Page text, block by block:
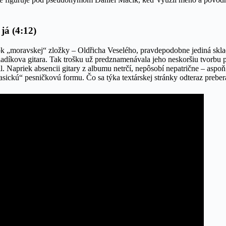
(4:12)
„moravskej“ zložky – Oldřicha Veselého, pravdepodobne jediná
gitara. Tak trošku už predznamenávala jeho neskoršiu tvorbu
Napriek absencii gitary z albumu netrčí, nepôsobí nepatrične –
pesničkovú formu. Čo sa týka textárskej stránky odteraz